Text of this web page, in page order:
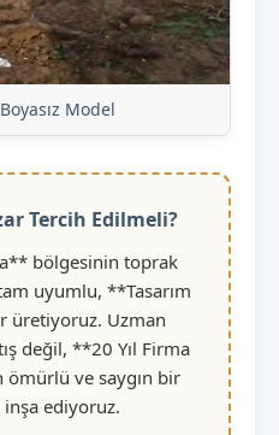
Model
Tercih Edilmeli?
bölgesinin toprak
uyumlu, **Tasarım
üretiyoruz. Uzman
değil, **20 Yıl Firma
ve saygın bir
inşa ediyoruz.